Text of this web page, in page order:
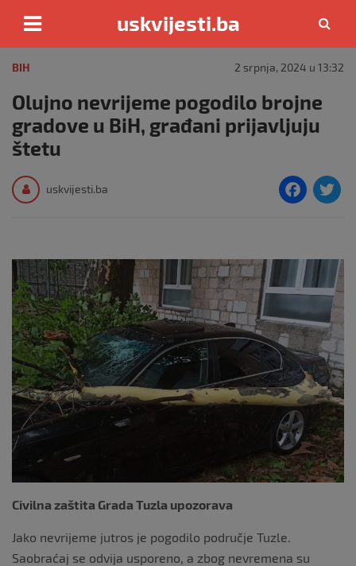
content
uskvijesti.ba
BIH 2 srpnja, 2024 u 13:32
Olujno nevrijeme pogodilo brojne
gradove u BiH, građani prijavljuju
štetu
uskvijesti.ba
F
e
b
o
o
k
Civilna zaštita Grada Tuzla upozorava
Jako nevrijeme jutros je pogodilo područje Tuzle.
Saobraćaj se odvija usporeno, a zbog nevremena su